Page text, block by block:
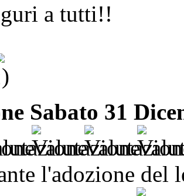
a tutti!!
Sabato 31
l'adozione del